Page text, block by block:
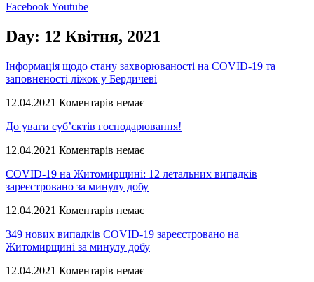
FacebookYoutube
Day: 12 Квітня, 2021
Інформація щодо стану захворюваності на COVID-19 та
заповненості ліжок у Бердичеві
12.04.2021 Коментарів немає
До уваги суб’єктів господарювання!
12.04.2021 Коментарів немає
COVID-19 на Житомирщині: 12 летальних випадків
зареєстровано за минулу добу
12.04.2021 Коментарів немає
349 нових випадків COVID-19 зареєстровано на
Житомирщині за минулу добу
12.04.2021 Коментарів немає